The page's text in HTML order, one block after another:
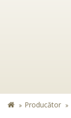
Producător